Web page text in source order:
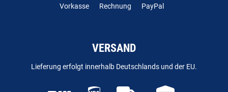
Vorkasse Rechnung PayPal
VERSAND
Lieferung erfolgt innerhalb Deutschlands und der EU.